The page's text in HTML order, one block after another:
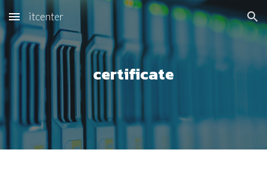
Skip to main content Skip to navigation
itcenter
certificate